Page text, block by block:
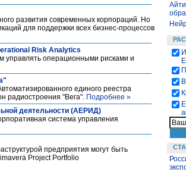
развития современных корпораций. Но
для поддержки всех бизнес-процессов
Risk Analytics
управлять операционными рисками и
единого реестра
радиостроения "Вега". Подробнее »
деятельности (АЕРИД)
система управления
предприятия могут быть
Project Portfolio